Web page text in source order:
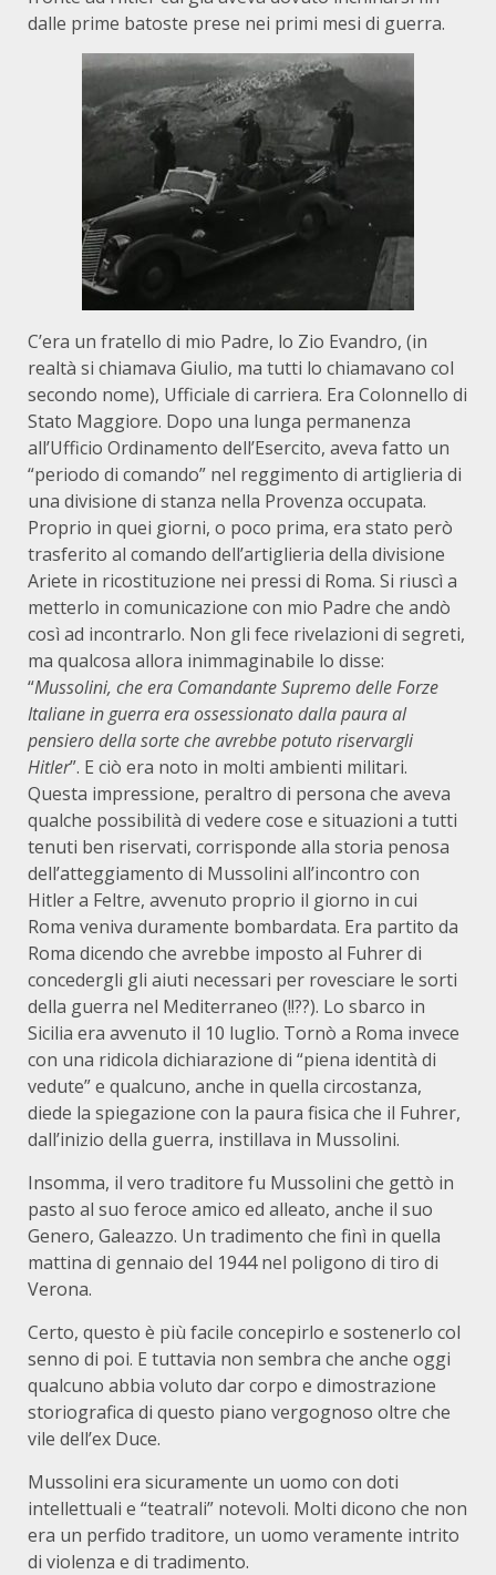
dalle prime batoste prese nei primi mesi di guerra.
C’era un fratello di mio Padre, lo Zio Evandro, (in
realtà si chiamava Giulio, ma tutti lo chiamavano col
secondo nome), Ufficiale di carriera. Era Colonnello di
Stato Maggiore. Dopo una lunga permanenza
all’Ufficio Ordinamento dell’Esercito, aveva fatto un
“periodo di comando” nel reggimento di artiglieria di
una divisione di stanza nella Provenza occupata.
Proprio in quei giorni, o poco prima, era stato però
trasferito al comando dell’artiglieria della divisione
Ariete in ricostituzione nei pressi di Roma. Si riuscì a
metterlo in comunicazione con mio Padre che andò
così ad incontrarlo. Non gli fece rivelazioni di segreti,
ma qualcosa allora inimmaginabile lo disse:
“Mussolini, che era Comandante Supremo delle Forze
Italiane in guerra era ossessionato dalla paura al
pensiero della sorte che avrebbe potuto riservargli
Hitler”. E ciò era noto in molti ambienti militari.
Questa impressione, peraltro di persona che aveva
qualche possibilità di vedere cose e situazioni a tutti
tenuti ben riservati, corrisponde alla storia penosa
dell’atteggiamento di Mussolini all’incontro con
Hitler a Feltre, avvenuto proprio il giorno in cui
Roma veniva duramente bombardata. Era partito da
Roma dicendo che avrebbe imposto al Fuhrer di
concedergli gli aiuti necessari per rovesciare le sorti
della guerra nel Mediterraneo (!!??). Lo sbarco in
Sicilia era avvenuto il 10 luglio. Tornò a Roma invece
con una ridicola dichiarazione di “piena identità di
vedute” e qualcuno, anche in quella circostanza,
diede la spiegazione con la paura fisica che il Fuhrer,
dall’inizio della guerra, instillava in Mussolini.
Insomma, il vero traditore fu Mussolini che gettò in
pasto al suo feroce amico ed alleato, anche il suo
Genero, Galeazzo. Un tradimento che finì in quella
mattina di gennaio del 1944 nel poligono di tiro di
Verona.
Certo, questo è più facile concepirlo e sostenerlo col
senno di poi. E tuttavia non sembra che anche oggi
qualcuno abbia voluto dar corpo e dimostrazione
storiografica di questo piano vergognoso oltre che
vile dell’ex Duce.
Mussolini era sicuramente un uomo con doti
intellettuali e “teatrali” notevoli. Molti dicono che non
era un perfido traditore, un uomo veramente intrito
di violenza e di tradimento.